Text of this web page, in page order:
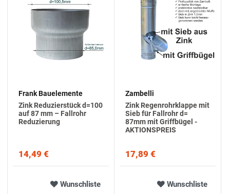
Frank Bauelemente
Zink Reduzierstück d=100
auf 87 mm – Fallrohr
Reduzierung
14,49 €
Zambelli
Zink Regenrohrklappe mit
Sieb für Fallrohr d=
87mm mit Griffbügel -
AKTIONSPREIS
17,89 €
Wunschliste Wunschliste